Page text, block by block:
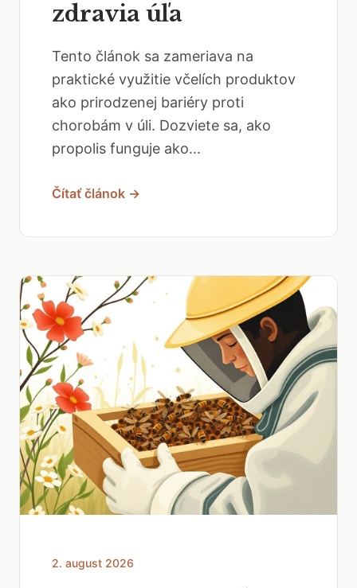
zdravia úľa
Tento článok sa zameriava na
praktické využitie včelích produktov
ako prirodzenej bariéry proti
chorobám v úli. Dozviete sa, ako
propolis funguje ako...
Čítať článok →
2. august 2026